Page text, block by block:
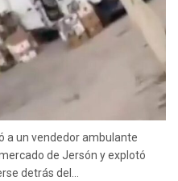
a un vendedor ambulante
de Jersón y explotó
detrás del...